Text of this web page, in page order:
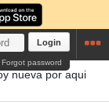
Login
Forgot password
nueva por aqui